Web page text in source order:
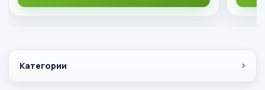
Категории